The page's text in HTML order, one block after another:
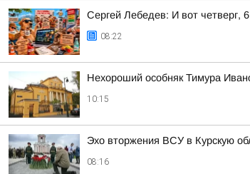
Сергей Лебедев: И вот четверг,
08:22
Нехороший особняк Тимура
10:15
Эхо вторжения ВСУ в Курскую
08:16